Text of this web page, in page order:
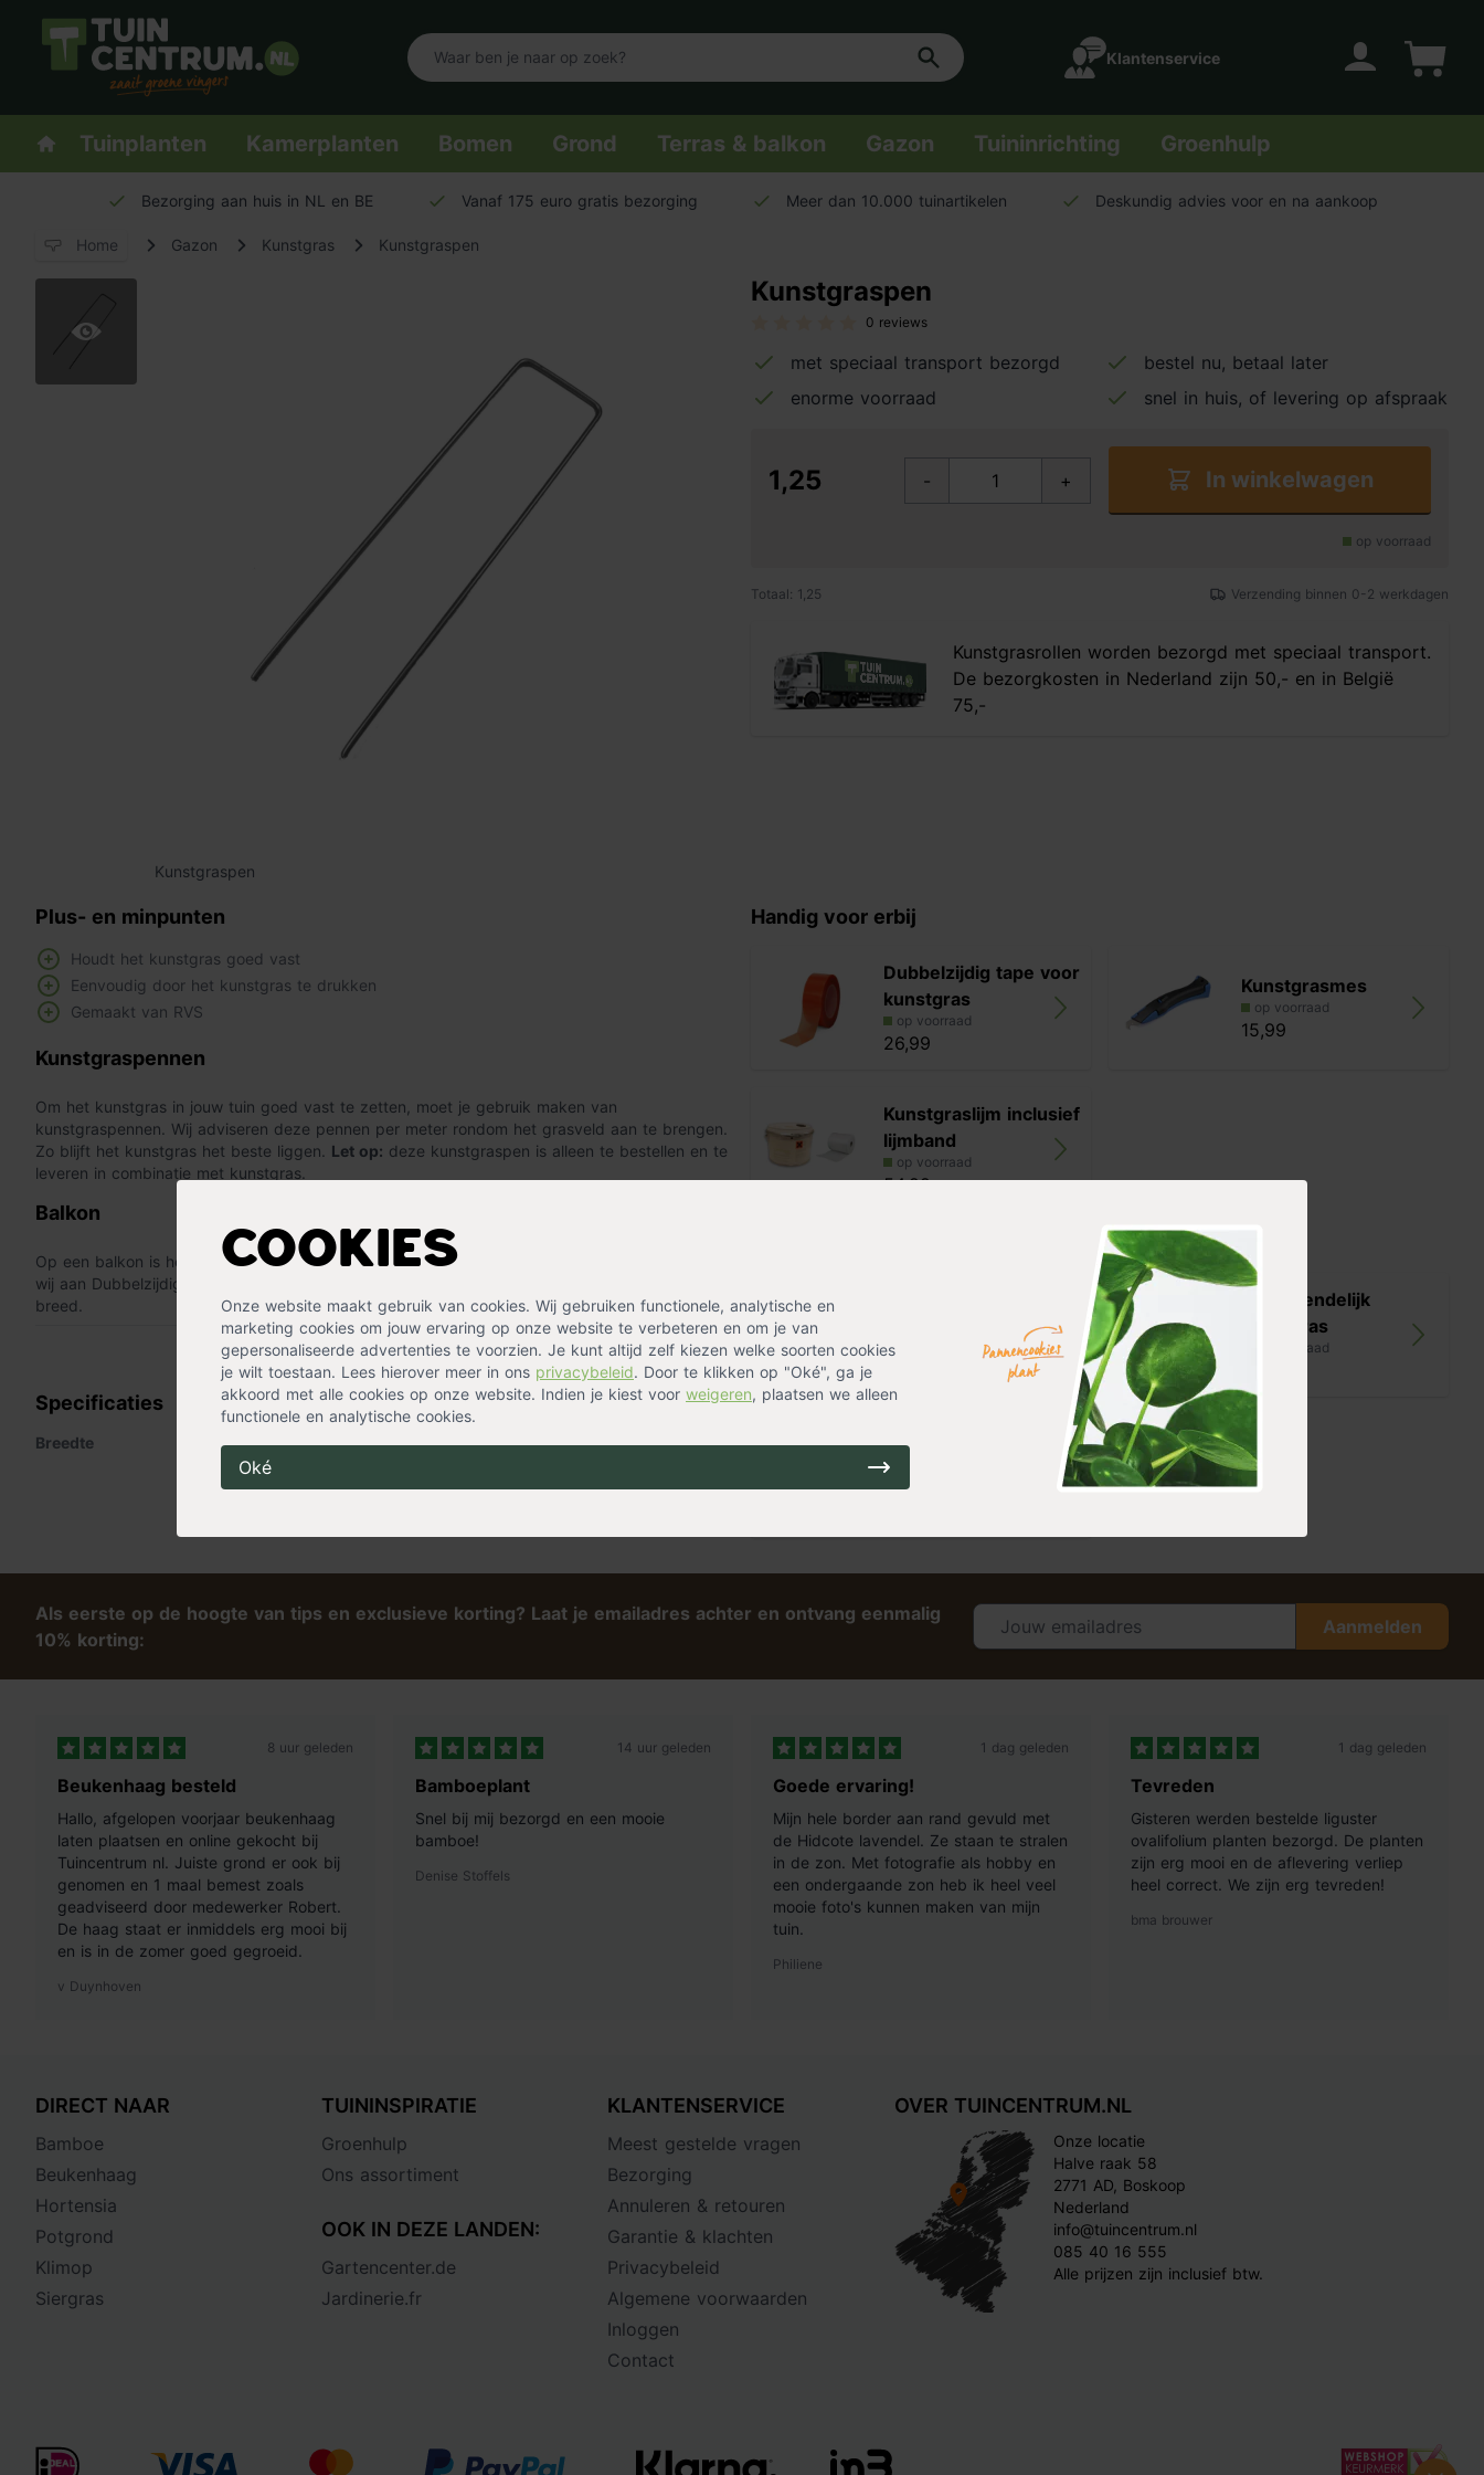
Logo Tuincentrum.nl
Klantenservice
Homepage
Tuinplanten Kamerplanten Bomen Grond Terras & balkon Gazon Tuininrichting Groenhulp
Cookies
Onze website maakt gebruik van cookies. Wij gebruiken functionele, analytische en
marketing cookies om jouw ervaring op onze website te verbeteren en om je van
gepersonaliseerde advertenties te voorzien. Je kunt altijd zelf kiezen welke soorten cookies
je wilt toestaan. Lees hierover meer in ons privacybeleid. Door te klikken op "Oké", ga je
akkoord met alle cookies op onze website. Indien je kiest voor weigeren, plaatsen we alleen
functionele en analytische cookies.
Oké
Bezorging aan huis in NL en BE Vanaf 175 euro gratis bezorging Meer dan 10.000 tuinartikelen Deskundig advies voor en na aankoop
Home Gazon Kunstgras Kunstgraspen
Kunstgraspen
Kunstgraspen
0 reviews
met speciaal transport bezorgd
bestel nu, betaal later
enorme voorraad
snel in huis, of levering op afspraak
1,25 - + In winkelwagen
op voorraad
Totaal: 1,25 Verzending binnen 0-2 werkdagen
Kunstgrasrollen worden bezorgd met speciaal transport.
De bezorgkosten in Nederland zijn 50,- en in België
75,-
Plus- en minpunten
Houdt het kunstgras goed vast
Eenvoudig door het kunstgras te drukken
Gemaakt van RVS
Kunstgraspennen
Om het kunstgras in jouw tuin goed vast te zetten, moet je gebruik maken van
kunstgraspennen. Wij adviseren deze pennen per meter rondom het grasveld aan te brengen.
Zo blijft het kunstgras het beste liggen. Let op: deze kunstgraspen is alleen te bestellen en te
leveren in combinatie met kunstgras.
« Lees minder
Balkon
Op een balkon is het natuurlijk niet mogelijk om de kunstgraspennen te gebruiken. Hier raden
wij aan Dubbelzijdig tape te gebruiken. De lengte van de kunstgraspen is 20 cm lang en 3 cm
breed.
Specificaties
Breedte 3 cm
Handig voor erbij
Dubbelzijdig tape voor
kunstgras
op voorraad
26,99
Kunstgrasmes
op voorraad
15,99
Kunstgraslijm inclusief
lijmband
op voorraad
54,99
65,99
Kindvriendelijk
kunstgras
op voorraad
Topkwaliteit kunstgras
Als eerste op de hoogte van tips en exclusieve korting? Laat je emailadres achter en ontvang eenmalig
10% korting:
Aanmelden
8 uur geleden
Beukenhaag besteld
Hallo, afgelopen voorjaar beukenhaag
laten plaatsen en online gekocht bij
Tuincentrum nl. Juiste grond er ook bij
genomen en 1 maal bemest zoals
geadviseerd door medewerker Robert.
De haag staat er inmiddels erg mooi bij
en is in de zomer goed gegroeid.
v Duynhoven
14 uur geleden
Bamboeplant
Snel bij mij bezorgd en een mooie
bamboe!
Denise Stoffels
1 dag geleden
Goede ervaring!
Mijn hele border aan rand gevuld met
de Hidcote lavendel. Ze staan te stralen
in de zon. Met fotografie als hobby en
een ondergaande zon heb ik heel veel
mooie foto's kunnen maken van mijn
tuin.
Philiene
1 dag geleden
Tevreden
Gisteren werden bestelde liguster
ovalifolium planten bezorgd. De planten
zijn erg mooi en de aflevering verliep
heel correct. We zijn erg tevreden!
bma brouwer
DIRECT NAAR
Bamboe
Beukenhaag
Hortensia
Potgrond
Klimop
Siergras
TUININSPIRATIE
Groenhulp
Ons assortiment
OOK IN DEZE LANDEN:
Gartencenter.de
Jardinerie.fr
KLANTENSERVICE
Meest gestelde vragen
Bezorging
Annuleren & retouren
Garantie & klachten
Privacybeleid
Algemene voorwaarden
Inloggen
Contact
OVER TUINCENTRUM.NL
Onze locatie
Halve raak 58
2771 AD, Boskoop
Nederland
info@tuincentrum.nl
085 40 16 555
Alle prijzen zijn inclusief btw.